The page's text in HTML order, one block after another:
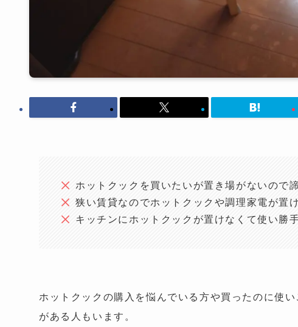
ホットクックを買いたいが置き場がないので
狭い賃貸なのでホットクックや調理家電が置
キッチンにホットクックが置けなくて使い勝
ホットクックの購入を悩んでいる方や買ったのに使
がある人もいます。